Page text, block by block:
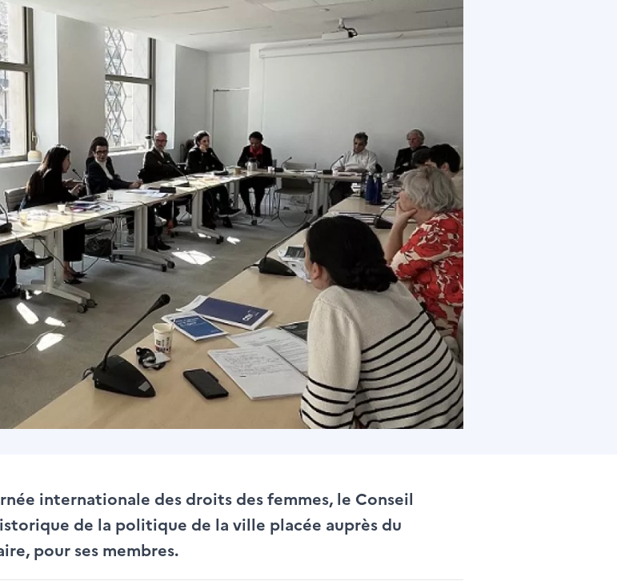
internationale des droits des femmes, le Conseil
de la politique de la ville placée auprès du
pour ses membres.